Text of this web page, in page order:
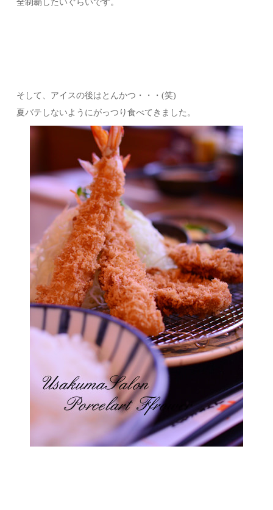
全制覇したいぐらいです。
そして、アイスの後はとんかつ・・・(笑)
夏バテしないようにがっつり食べてきました。